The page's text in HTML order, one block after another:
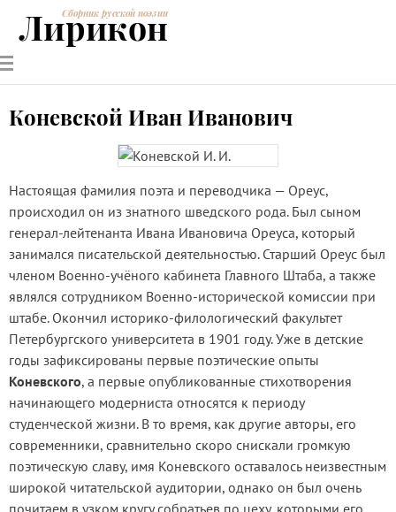
РУССКИЕ
ПОЭТЫ
СОВРЕМЕННИКИЭНЦИКЛОПЕДИЯ
ПОЭЗИИ
Сборник русской поэзии
Лирикон
Коневской Иван Иванович
Настоящая фамилия поэта и переводчика — Ореус,
происходил он из знатного шведского рода. Был сыном
генерал-лейтенанта Ивана Ивановича Ореуса, который
занимался писательской деятельностью. Старший Ореус был
членом Военно-учёного кабинета Главного Штаба, а также
являлся сотрудником Военно-исторической комиссии при
штабе. Окончил историко-филологический факультет
Петербургского университета в 1901 году. Уже в детские
годы зафиксированы первые поэтические опыты
Коневского, а первые опубликованные стихотворения
начинающего модерниста относятся к периоду
студенческой жизни. В то время, как другие авторы, его
современники, сравнительно скоро снискали громкую
поэтическую славу, имя Коневского оставалось неизвестным
широкой читательской аудитории, однако он был очень
почитаем в узком кругу собратьев по цеху, которыми его